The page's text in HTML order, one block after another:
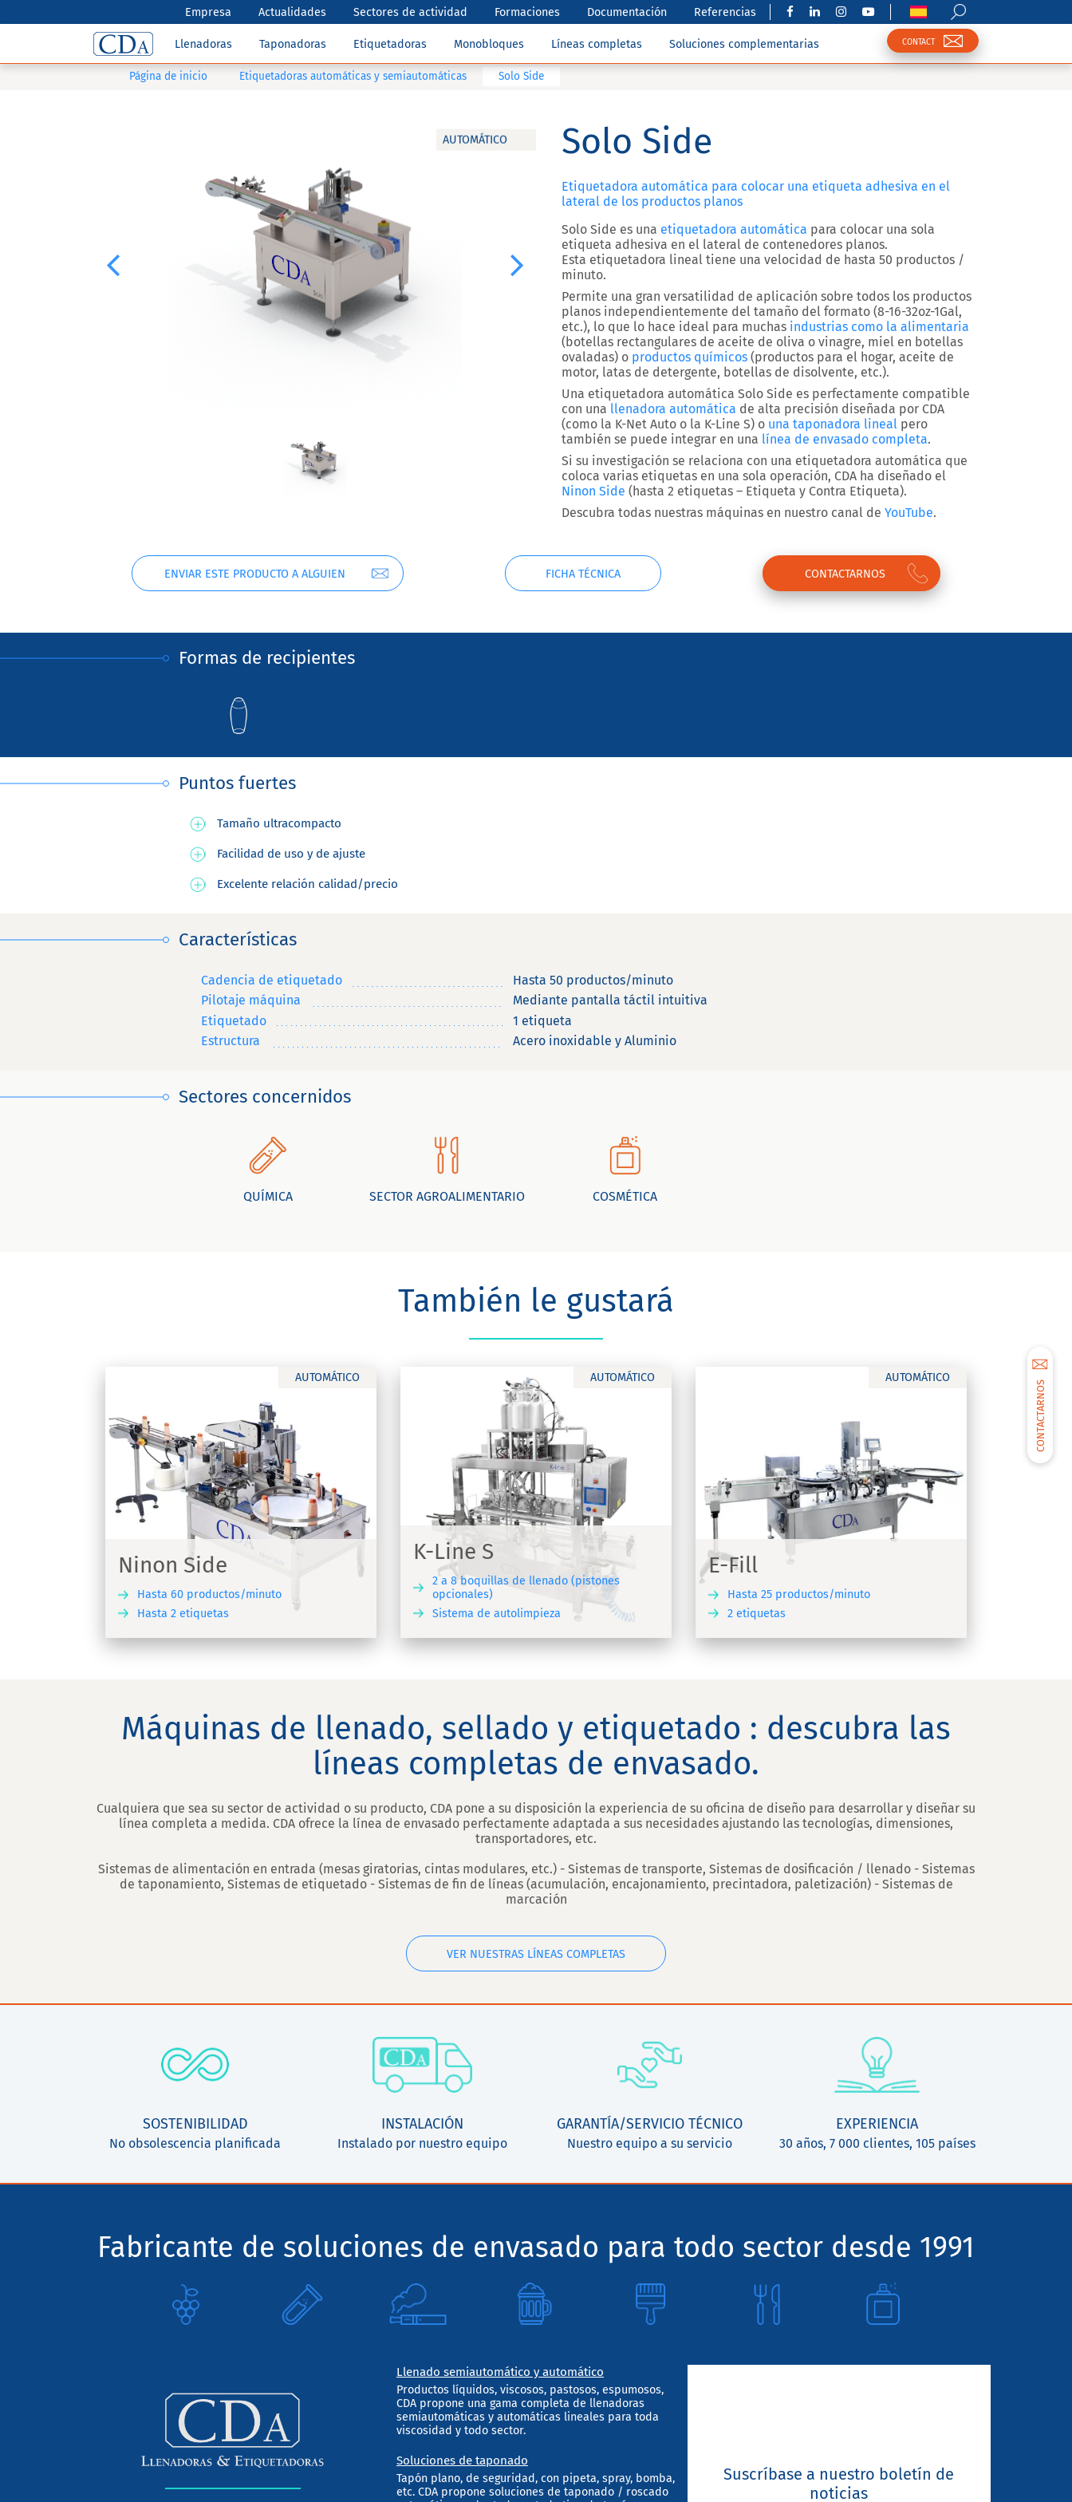
Empresa Actualidades Sectores de actividad Formaciones Documentación Referencias
Llenadoras Taponadoras Etiquetadoras Monobloques Líneas completas Soluciones complementarias CONTACT
CONTACTARNOS
Página de inicio Etiquetadoras automáticas y semiautomáticas Solo Side
AUTOMÁTICO
Previous Next
Solo Side
Etiquetadora automática para colocar una etiqueta adhesiva en el
lateral de los productos planos
Solo Side es una etiquetadora automática para colocar una sola
etiqueta adhesiva en el lateral de contenedores planos.
Esta etiquetadora lineal tiene una velocidad de hasta 50 productos /
minuto.
Permite una gran versatilidad de aplicación sobre todos los productos
planos independientemente del tamaño del formato (8-16-32oz-1Gal,
etc.), lo que lo hace ideal para muchas industrias como la alimentaria
(botellas rectangulares de aceite de oliva o vinagre, miel en botellas
ovaladas) o productos químicos (productos para el hogar, aceite de
motor, latas de detergente, botellas de disolvente, etc.).
Una etiquetadora automática Solo Side es perfectamente compatible
con una llenadora automática de alta precisión diseñada por CDA
(como la K-Net Auto o la K-Line S) o una taponadora lineal pero
también se puede integrar en una línea de envasado completa.
Si su investigación se relaciona con una etiquetadora automática que
coloca varias etiquetas en una sola operación, CDA ha diseñado el
Ninon Side (hasta 2 etiquetas – Etiqueta y Contra Etiqueta).
Descubra todas nuestras máquinas en nuestro canal de YouTube.
ENVIAR ESTE PRODUCTO A ALGUIEN FICHA TÉCNICA CONTACTARNOS
Formas de recipientes
Puntos fuertes
Tamaño ultracompacto
Facilidad de uso y de ajuste
Excelente relación calidad/precio
Características
Cadencia de etiquetado
Hasta 50 productos/minuto
Pilotaje máquina
Mediante pantalla táctil intuitiva
Etiquetado
1 etiqueta
Estructura
Acero inoxidable y Aluminio
Sectores concernidos
QUÍMICA SECTOR AGROALIMENTARIO COSMÉTICA
También le gustará
AUTOMÁTICO
Ninon Side
Hasta 60 productos/minuto
Hasta 2 etiquetas
AUTOMÁTICO
K-Line S
2 a 8 boquillas de llenado (pistones
opcionales)
Sistema de autolimpieza
K-Line S
Máquina dosificadora adjunta
AUTOMÁTICO
E-Fill
Hasta 25 productos/minuto
2 etiquetas
E-Fill
Máquina automática de llenado,
atornillado y etiquetado de viales
DESCUBRIR
Máquinas de llenado, sellado y etiquetado : descubra las
líneas completas de envasado.
Cualquiera que sea su sector de actividad o su producto, CDA pone a su disposición la experiencia de su oficina de diseño para desarrollar y diseñar su
línea completa a medida. CDA ofrece la línea de envasado perfectamente adaptada a sus necesidades ajustando las tecnologías, dimensiones,
transportadores, etc.
Sistemas de alimentación en entrada (mesas giratorias, cintas modulares, etc.) - Sistemas de transporte, Sistemas de dosificación / llenado - Sistemas
de taponamiento, Sistemas de etiquetado - Sistemas de fin de líneas (acumulación, encajonamiento, precintadora, paletización) - Sistemas de
marcación
VER NUESTRAS LÍNEAS COMPLETAS
SOSTENIBILIDAD
No obsolescencia planificada
INSTALACIÓN
Instalado por nuestro equipo
GARANTÍA/SERVICIO TÉCNICO
Nuestro equipo a su servicio
EXPERIENCIA
30 años, 7 000 clientes, 105 países
Fabricante de soluciones de envasado para todo sector desde 1991
Llenado semiautomático y automático
Productos líquidos, viscosos, pastosos, espumosos,
CDA propone una gama completa de llenadoras
semiautomáticas y automáticas lineales para toda
viscosidad y todo sector.
Soluciones de taponado
Tapón plano, de seguridad, con pipeta, spray, bomba,
etc. CDA propone soluciones de taponado / roscado
Suscríbase a nuestro boletín de
noticias